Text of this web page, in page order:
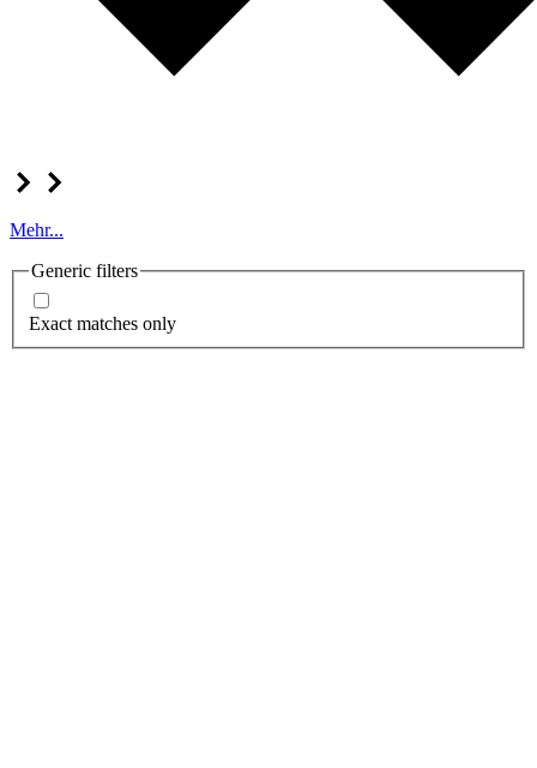
Mehr...
Generic filters
Exact matches only